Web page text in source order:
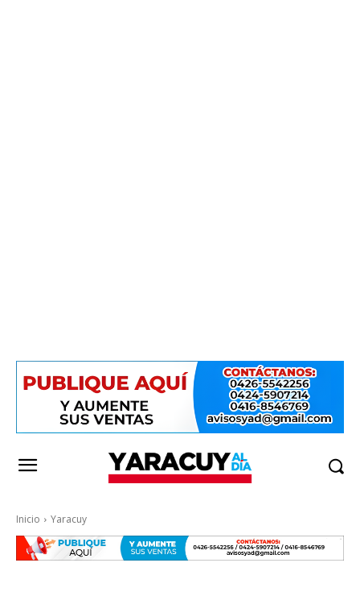
Inicio Yaracuy